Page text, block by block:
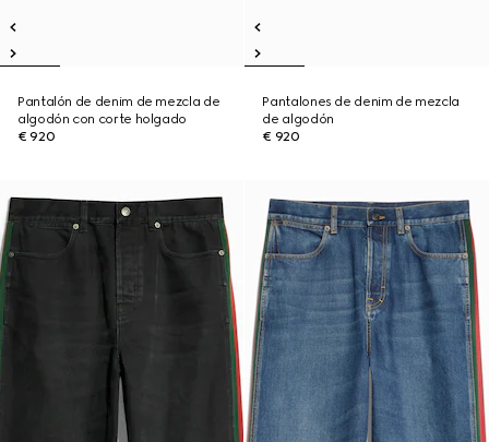
Pantalón de denim de mezcla de
algodón con corte holgado
€ 920
Pantalones de denim de mezcla
de algodón
€ 920